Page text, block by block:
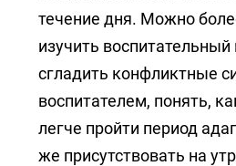
течение дня. Можно
изучить воспитательный
сгладить конфликтные
воспитателем, понять,
легче пройти период
же присутствовать на